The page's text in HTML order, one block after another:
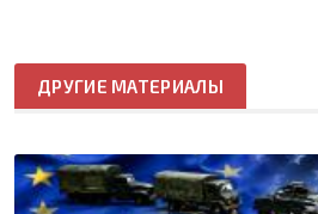
ДРУГИЕ МАТЕРИАЛЫ